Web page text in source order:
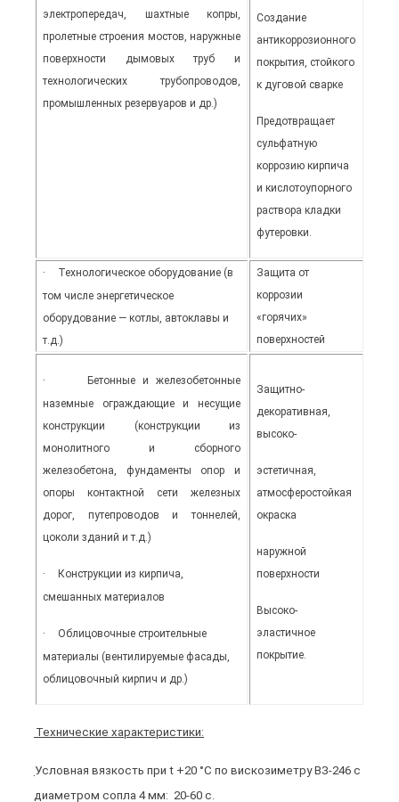
электропередач, шахтные копры,
пролетные строения мостов, наружные
поверхности дымовых труб и
технологических трубопроводов,
промышленных резервуаров и др.)
Создание
антикоррозионного
покрытия, стойкого
к дуговой сварке
Предотвращает
сульфатную
коррозию кирпича
и кислотоупорного
раствора кладки
футеровки.
·
Технологическое оборудование (в
том числе энергетическое
оборудование ― котлы, автоклавы и
т.д.)
Защита от
коррозии
«горячих»
поверхностей
·
Бетонные и железобетонные
наземные ограждающие и несущие
конструкции (конструкции из
монолитного и сборного
железобетона, фундаменты опор и
опоры контактной сети железных
дорог, путепроводов и тоннелей,
цоколи зданий и т.д.)
·
Конструкции из кирпича,
смешанных материалов
·
Облицовочные строительные
материалы (вентилируемые фасады,
облицовочный кирпич и др.)
Защитно-
декоративная,
высоко-
эстетичная,
атмосферостойкая
окраска
наружной
поверхности
Высоко-
эластичное
покрытие.
Технические характеристики:
Условная вязкость при t +20 °С по вискозиметру ВЗ-246 с
диаметром сопла 4 мм: 20-60 с.